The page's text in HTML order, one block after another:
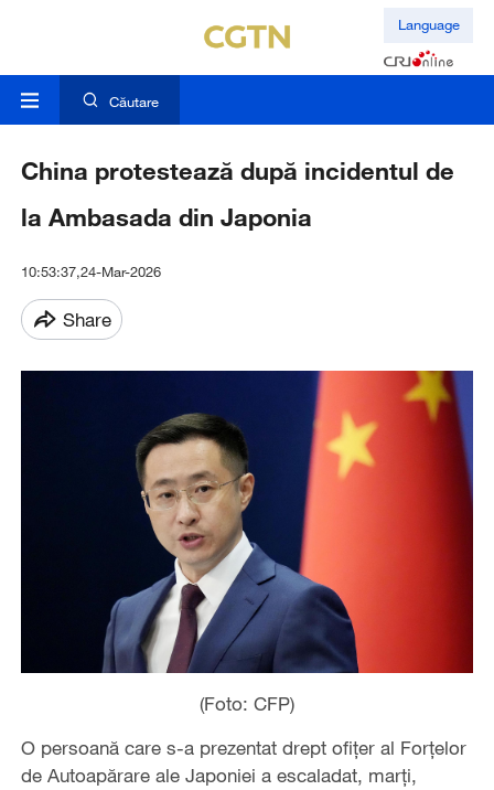
Language
Căutare
China protestează după incidentul de
la Ambasada din Japonia
10:53:37,24-Mar-2026
Share
(Foto: CFP)
O persoană care s-a prezentat drept ofițer al Forțelor
de Autoapărare ale Japoniei a escaladat, marți,